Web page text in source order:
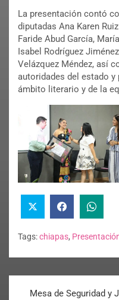
La presentación contó
diputadas Ana Karen
Faride Abud García,
Isabel Rodríguez
Velázquez Méndez, así
autoridades del estado y
ámbito literario y de la
Tags:chiapas,
Mesa de Seguridad y